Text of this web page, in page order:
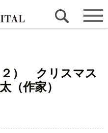
） クリスマス
作家）